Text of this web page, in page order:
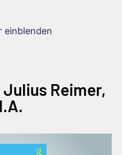
einblenden
Reimer,